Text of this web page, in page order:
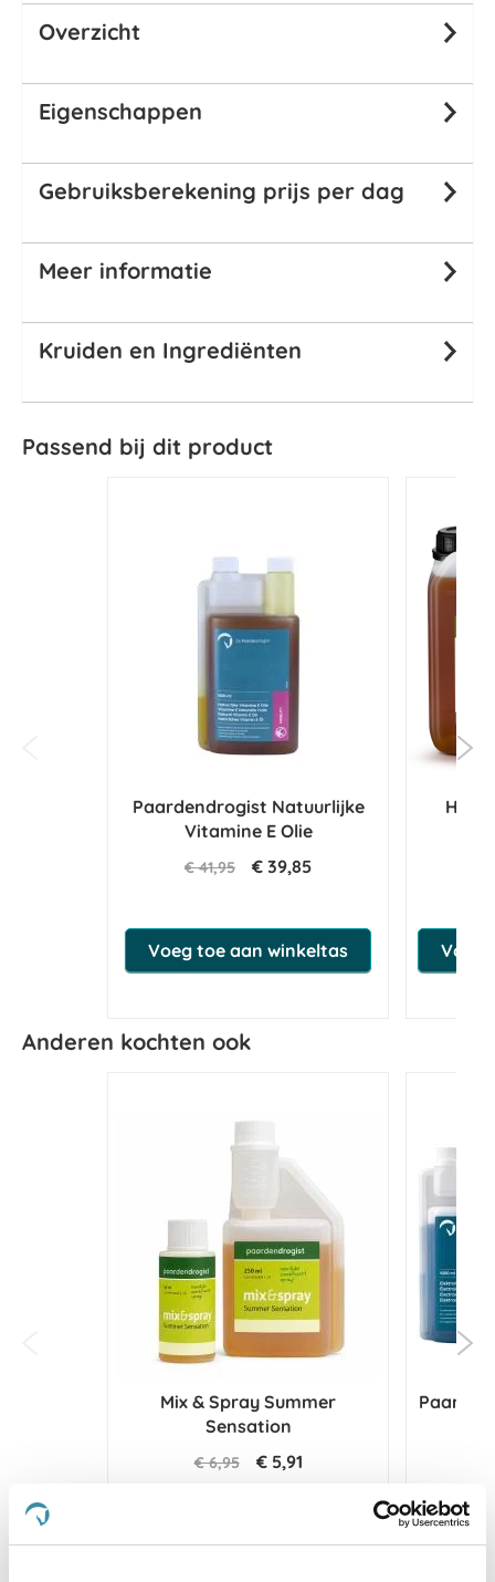
Overzicht
Eigenschappen
Gebruiksberekening prijs per dag
Meer informatie
Kruiden en Ingrediënten
Passend bij dit product
Paardendrogist Natuurlijke
Vitamine E Olie
€ 41,95 € 39,85
Voeg toe aan winkeltas Voeg
Anderen kochten ook
Mix & Spray Summer
Sensation
€ 6,95 € 5,91
Voeg toe aan winkeltas Voeg